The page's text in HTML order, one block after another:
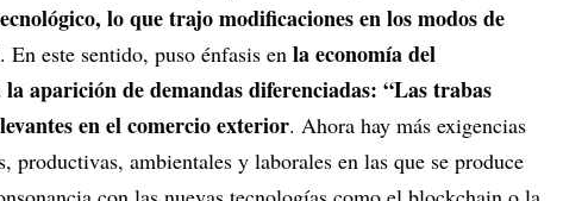
lo que trajo modificaciones en los modos de
En este sentido, puso énfasis en la economía del
aparición de demandas diferenciadas: “Las trabas
en el comercio exterior. Ahora hay más exigencias
productivas, ambientales y laborales en las que se produce